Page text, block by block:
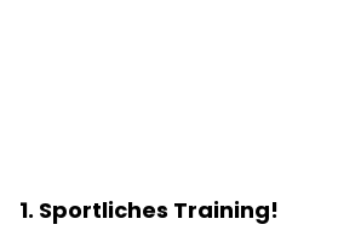
1. Sportliches Training!